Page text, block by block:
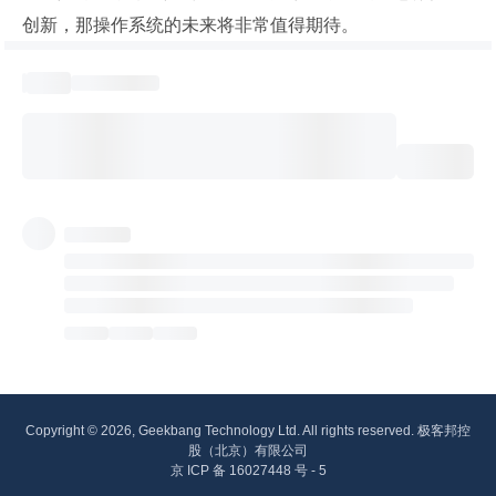
创新，那操作系统的未来将非常值得期待。
Copyright © 2026, Geekbang Technology Ltd. All rights reserved. 极客邦控
股（北京）有限公司
京 ICP 备 16027448 号 - 5